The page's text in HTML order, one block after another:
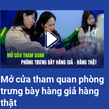
Mở cửa tham quan phòng
trưng bày hàng giả hàng
thật